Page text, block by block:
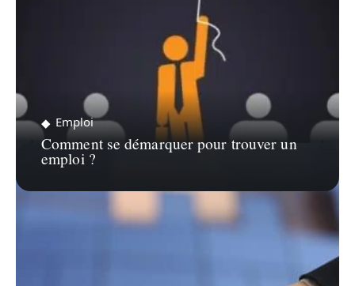
Emploi
Comment se démarquer pour trouver un
emploi ?